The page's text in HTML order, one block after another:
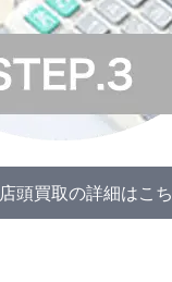
店頭買取の詳細はこ